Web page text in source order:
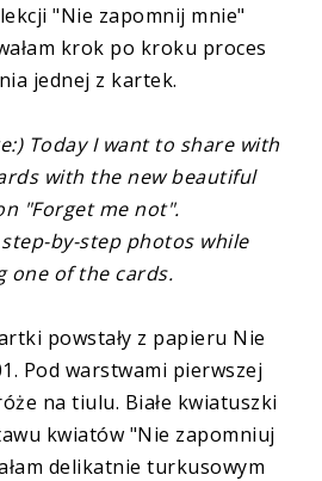
"Nie zapomnij mnie"
krok po kroku proces
jednej z kartek.
Today I want to share with
with the new beautiful
"Forget me not".
by-step photos while
one of the cards.
powstały z papieru Nie
. Pod warstwami pierwszej
na tiulu. Białe kwiatuszki
kwiatów "Nie zapomniuj
delikatnie turkusowym